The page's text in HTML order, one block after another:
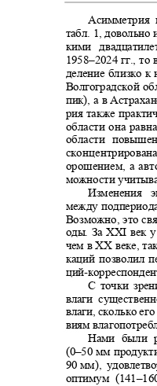
Асимметрия
табл. 1, довольно
кими
1958–2024 гг., то
деление близко
Волгоградской
пик), а в
рия также
области она
области
орошением, а
можности
Изменения
между
Возможно, это
оды. ЗаXXI век
чем вXX веке,
каций позволил
ций-
С точки
влаги
влаги, сколько
виям
Нами были
(0–50 мм
90мм),
оптимум (141